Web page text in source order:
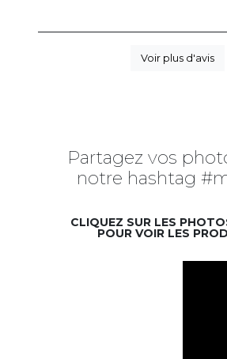
Voir plus d'avis
Partagez vos
notre hashtag
CLIQUEZ SUR LES
POUR VOIR LES